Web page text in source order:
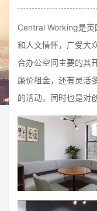
Central Working是英
和人文情怀，广受大
合办公空间主要的其
廉价租金，还有灵活
的活动，同时也是对